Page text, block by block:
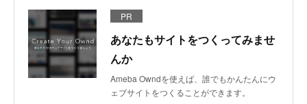
PR
あなたもサイトをつくってみませ
んか
Ameba Owndを使えば、誰でもかんたんにウ
ェブサイトをつくることができます。